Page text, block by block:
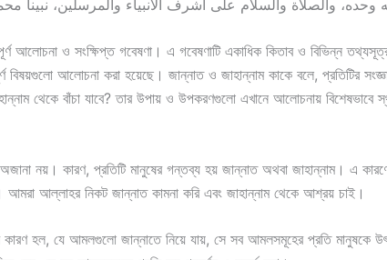
আলোচনা ও সংক্ষিপ্ত গবেষণা। এ গবেষণাটি একাধিক কিতাব ও বিভিন্ন
বিষয়গুলো আলোচনা করা হয়েছে। জান্নাত ও জাহান্নাম কাকে বলে, প্রতিটির
থেকে বাঁচা যাবে? তার উপায় ও উপকরণগুলো এখানে আলোচনায় বিশেষভাবে
নয়। কারণ, প্রতিটি মানুষের গন্তব্য হয় জান্নাত অথবা জাহান্নাম। এ
আমরা আল্লাহর নিকট জান্নাত কামনা করি এবং জাহান্নাম থেকে আশ্রয় চাই।
কারণ হল, যে আমলগুলো জান্নাতে নিয়ে যায়, সে সব আমলসমূহের প্রতি মানুষকে